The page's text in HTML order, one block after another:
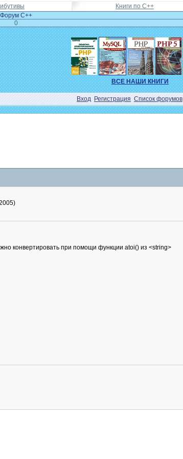
Книги по C++
Форум C++
0
ВСЕ НАШИ КНИГИ
Вход Регистрация Список форумов
конвертировать при помощи функции atoi() из <string>